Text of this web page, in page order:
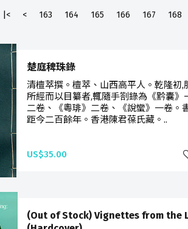
|< < 163 164 165 166 167 168
楚庭稗珠錄
清檀萃撰。檀萃、山西高平人。乾隆初,
所經而以目纂者,輒隨手劄錄為《黔囊》
二卷、《粵琲》二卷、《說蠻》一卷。
距今二百餘年。香港陳君葆氏藏。..
US$35.00
(Out of Stock) Vignettes from the